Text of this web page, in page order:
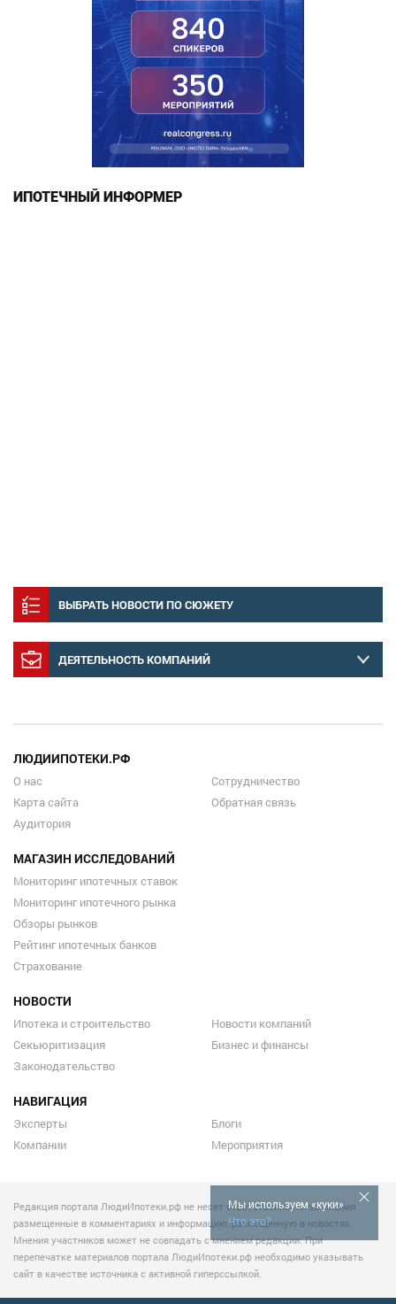
ИПОТЕЧНЫЙ ИНФОРМЕР
ВЫБРАТЬ НОВОСТИ ПО СЮЖЕТУ
ДЕЯТЕЛЬНОСТЬ КОМПАНИЙ
Мы используем «куки»
Что это?
ЛЮДИИПОТЕКИ.РФ
О нас
Карта сайта
Аудитория
Сотрудничество
Обратная связь
МАГАЗИН ИССЛЕДОВАНИЙ
Мониторинг ипотечных ставок
Мониторинг ипотечного рынка
Обзоры рынков
Рейтинг ипотечных банков
Страхование
НОВОСТИ
Ипотека и строительство
Секьюритизация
Законодательство
Новости компаний
Бизнес и финансы
НАВИГАЦИЯ
Эксперты
Компании
Блоги
Мероприятия
Редакция портала ЛюдиИпотеки.рф не несет ответственности за мнения
размещенные в комментариях и информацию, размещенную в новостях.
Мнения участников может не совпадать с мнением редакции. При
перепечатке материалов портала ЛюдиИпотеки.рф необходимо указывать
сайт в качестве источника с активной гиперссылкой.